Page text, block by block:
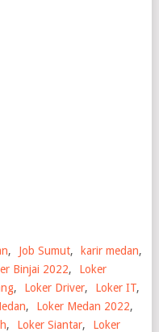
, Job Sumut, karir medan,
Binjai 2022,
Loker
, Loker Driver, Loker IT,
, Loker Medan 2022,
, Loker Siantar,
Loker